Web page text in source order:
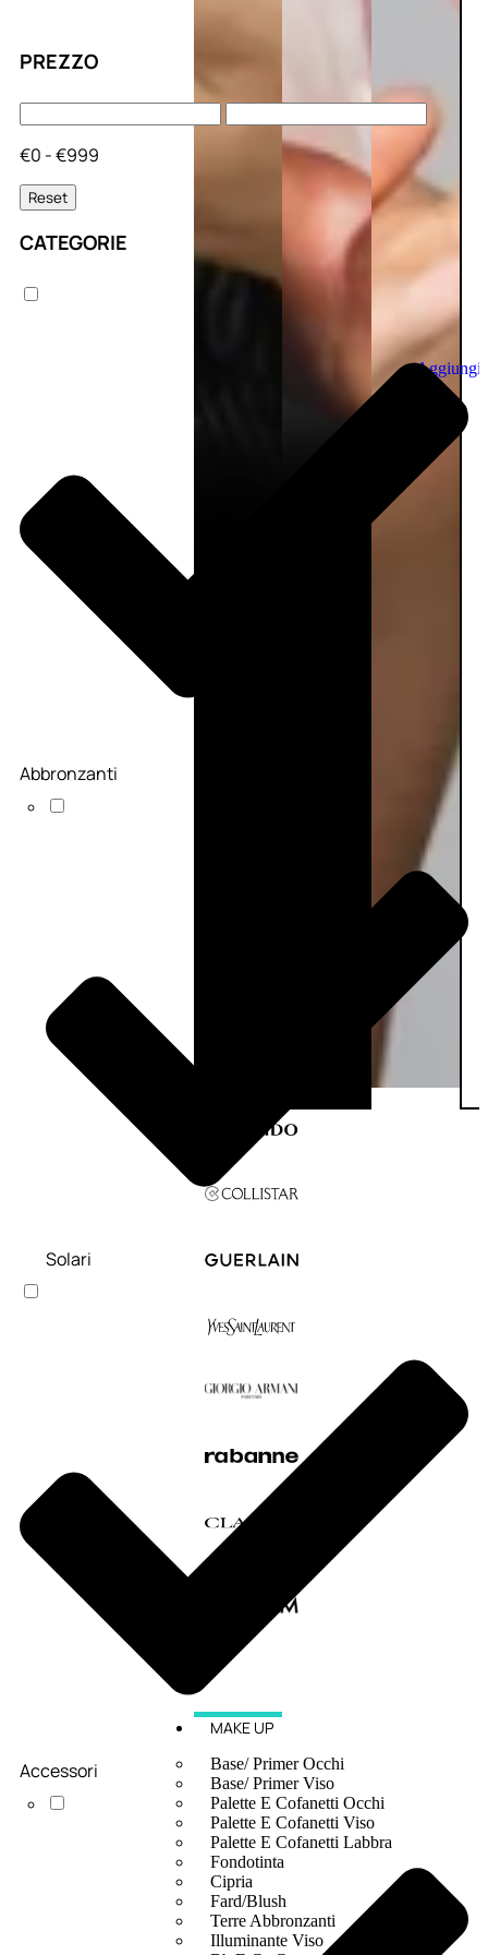
Aggiungi
carrello
MAKE UP
Base/ Primer Occhi
Base/ Primer Viso
Palette E Cofanetti Occhi
Palette E Cofanetti Viso
Palette E Cofanetti Labbra
Fondotinta
Cipria
Fard/Blush
Terre Abbronzanti
Illuminante Viso
PREZZO
€0 - €999
Reset
CATEGORIE
Abbronzanti
Solari
Accessori